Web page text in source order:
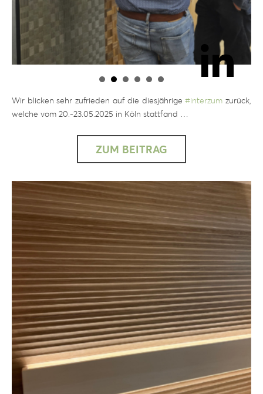
Wir blicken sehr zufrieden auf die diesjährige#interzum zurück,
welche vom 20.-23.05.2025 in Köln stattfand …
ZUM BEITRAG